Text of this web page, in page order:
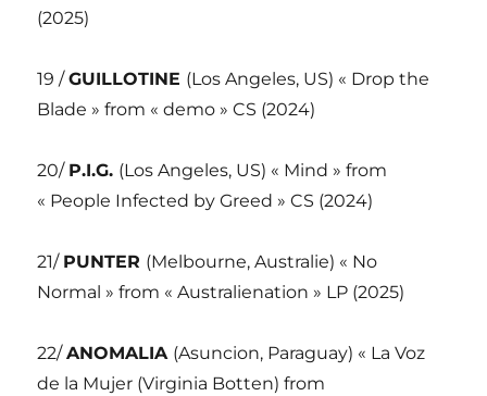
(2025)
19 /GUILLOTINE (Los Angeles, US) « Drop the
Blade » from « demo » CS (2024)
20/ P.I.G. (Los Angeles, US) « Mind » from
« People Infected by Greed » CS (2024)
21/ PUNTER (Melbourne, Australie) « No
Normal » from « Australienation » LP (2025)
22/ANOMALIA (Asuncion, Paraguay) « La Voz
de la Mujer (Virginia Botten) from